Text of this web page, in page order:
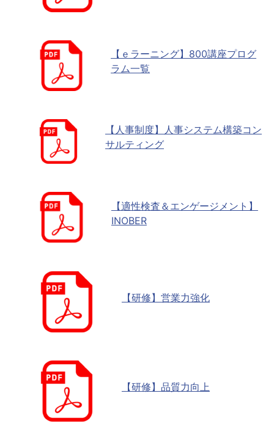
【ｅラーニング】800講座プログ
ラム一覧
【人事制度】人事システム構築コン
サルティング
【適性検査＆エンゲージメント】
INOBER
【研修】営業力強化
【研修】品質力向上